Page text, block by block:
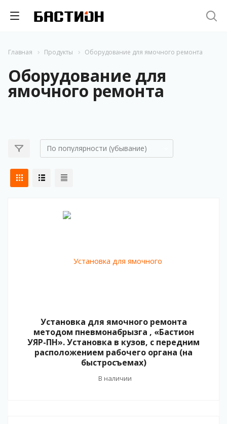
Главная Продукты Оборудование для ямочного ремонта
Оборудование для
ямочного ремонта
Установка для ямочного ремонта
методом пневмонабрызга , «Бастион
УЯР-ПН». Установка в кузов, с передним
расположением рабочего органа (на
быстросъемах)
В наличии